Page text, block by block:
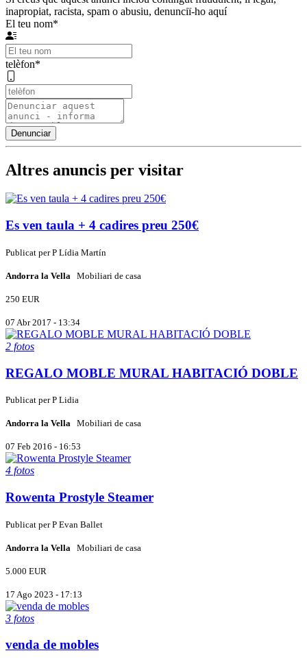
inapropiat, racista, spam o abusiu, denunciï-ho aquí
El teu nom*
telèfon*
Altres anuncis per visitar
Es ven taula + 4 cadires preu 250€
Publicat perP Lídia Martín
Andorra la Vella Mobiliari de casa
250 EUR
07 Abr 2017 - 13:34
2 fotos
REGALO MOBLE MURAL HABITACIÓ DOBLE
Publicat perP Lidia
Andorra la Vella Mobiliari de casa
07 Feb 2016 - 16:53
4 fotos
Rowenta Prostyle Steamer
Publicat perP Evan Ballet
Andorra la Vella Mobiliari de casa
5.000 EUR
17 Ago 2023 - 17:13
3 fotos
venda de mobles